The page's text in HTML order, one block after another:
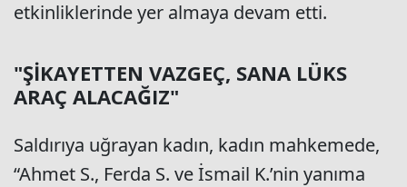
etkinliklerinde yer almaya devam etti.
"ŞİKAYETTEN VAZGEÇ, SANA LÜKS
ARAÇ ALACAĞIZ"
Saldırıya uğrayan kadın, kadın mahkemede,
“Ahmet S., Ferda S. ve İsmail K.’nin yanıma